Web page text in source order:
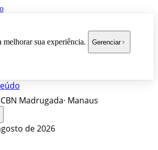
melhorar sua experiência. Gerenciar
CBN Madrugada· Manaus
de 2026